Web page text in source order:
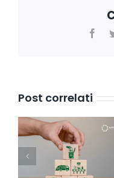
Post correlati